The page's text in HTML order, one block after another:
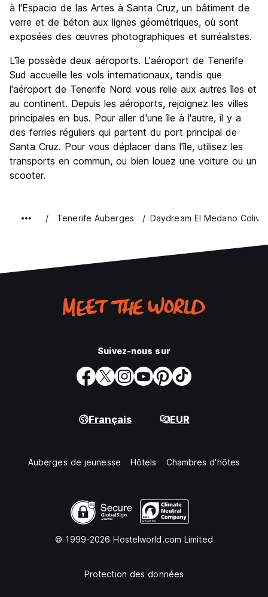
à l'Espacio de las Artes à Santa Cruz, un bâtiment de
verre et de béton aux lignes géométriques, où sont
exposées des œuvres photographiques et surréalistes.
L'île possède deux aéroports. L'aéroport de Tenerife
Sud accueille les vols internationaux, tandis que
l'aéroport de Tenerife Nord vous relie aux autres îles et
au continent. Depuis les aéroports, rejoignez les villes
principales en bus. Pour aller d'une île à l'autre, il y a
des ferries réguliers qui partent du port principal de
Santa Cruz. Pour vous déplacer dans l'île, utilisez les
transports en commun, ou bien louez une voiture ou un
scooter.
Tenerife Auberges Daydream El Medano
Suivez-nous sur
Français EUR
Auberges de jeunesse Hôtels Chambres d'hôtes
© 1999-2026 Hostelworld.com Limited
Protection des données